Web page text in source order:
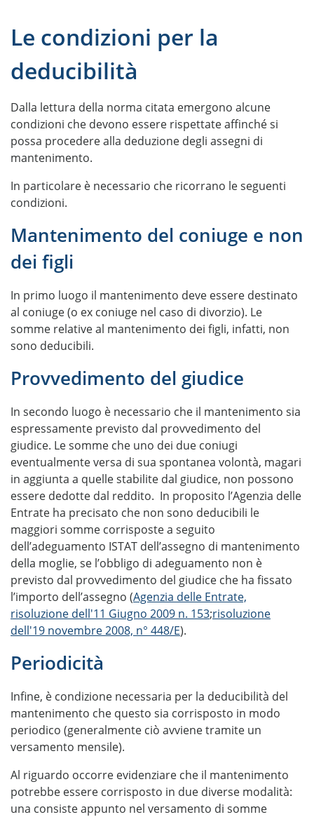
Le condizioni per la
deducibilità
Dalla lettura della norma citata emergono alcune
condizioni che devono essere rispettate affinché si
possa procedere alla deduzione degli assegni di
mantenimento.
In particolare è necessario che ricorrano le seguenti
condizioni.
Mantenimento del coniuge e non
dei figli
In primo luogo il mantenimento deve essere destinato
al coniuge (o ex coniuge nel caso di divorzio). Le
somme relative al mantenimento dei figli, infatti, non
sono deducibili.
Provvedimento del giudice
In secondo luogo è necessario che il mantenimento sia
espressamente previsto dal provvedimento del
giudice. Le somme che uno dei due coniugi
eventualmente versa di sua spontanea volontà, magari
in aggiunta a quelle stabilite dal giudice, non possono
essere dedotte dal reddito. In proposito l’Agenzia delle
Entrate ha precisato che non sono deducibili le
maggiori somme corrisposte a seguito
dell’adeguamento ISTAT dell’assegno di mantenimento
della moglie, se l’obbligo di adeguamento non è
previsto dal provvedimento del giudice che ha fissato
l’importo dell’assegno (Agenzia delle Entrate,
risoluzione dell'11 Giugno 2009 n. 153;risoluzione
dell'19 novembre 2008, n° 448/E).
Periodicità
Infine, è condizione necessaria per la deducibilità del
mantenimento che questo sia corrisposto in modo
periodico (generalmente ciò avviene tramite un
versamento mensile).
Al riguardo occorre evidenziare che il mantenimento
potrebbe essere corrisposto in due diverse modalità:
una consiste appunto nel versamento di somme